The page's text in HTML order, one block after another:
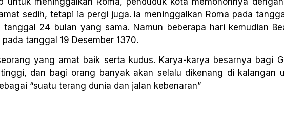
sedih, tetapi ia pergi juga. Ia meninggalkan Roma pada
24 bulan yang sama. Namun beberapa hari kemudian
tanggal 19 Desember 1370.
yang amat baik serta kudus. Karya-karya besarnya bagi
dan bagi orang banyak akan selalu dikenang di kalangan
“suatu terang dunia dan jalan kebenaran”